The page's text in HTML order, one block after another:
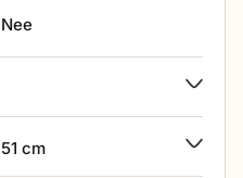
Nee
51 cm